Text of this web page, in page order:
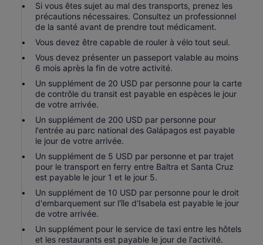
Si vous êtes sujet au mal des transports, prenez les
précautions nécessaires. Consultez un professionnel
de la santé avant de prendre tout médicament.
Vous devez être capable de rouler à vélo tout seul.
Vous devez présenter un passeport valable au moins
6 mois après la fin de votre activité.
Un supplément de 20 USD par personne pour la carte
de contrôle du transit est payable en espèces le jour
de votre arrivée.
Un supplément de 200 USD par personne pour
l'entrée au parc national des Galápagos est payable
le jour de votre arrivée.
Un supplément de 5 USD par personne et par trajet
pour le transport en ferry entre Baltra et Santa Cruz
est payable le jour 1 et le jour 5.
Un supplément de 10 USD par personne pour le droit
d'embarquement sur l'île d'Isabela est payable le jour
de votre arrivée.
Un supplément pour le service de taxi entre les hôtels
et les restaurants est payable le jour de l'activité.